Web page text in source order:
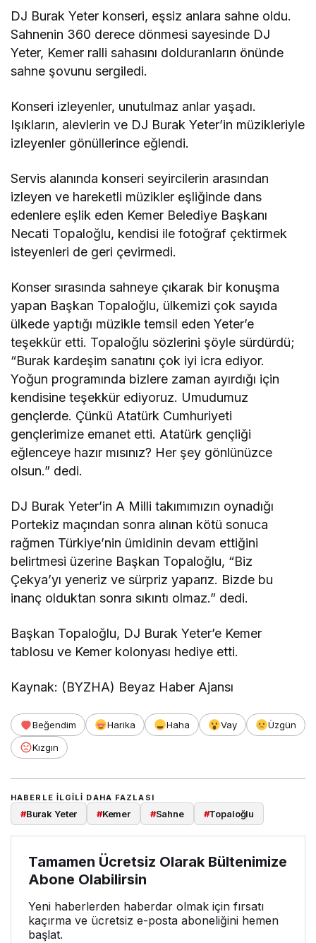
DJ Burak Yeter konseri, eşsiz anlara sahne oldu.
Sahnenin 360 derece dönmesi sayesinde DJ
Yeter, Kemer ralli sahasını dolduranların önünde
sahne şovunu sergiledi.
Konseri izleyenler, unutulmaz anlar yaşadı.
Işıkların, alevlerin ve DJ Burak Yeter’in müzikleriyle
izleyenler gönüllerince eğlendi.
Servis alanında konseri seyircilerin arasından
izleyen ve hareketli müzikler eşliğinde dans
edenlere eşlik eden Kemer Belediye Başkanı
Necati Topaloğlu, kendisi ile fotoğraf çektirmek
isteyenleri de geri çevirmedi.
Konser sırasında sahneye çıkarak bir konuşma
yapan Başkan Topaloğlu, ülkemizi çok sayıda
ülkede yaptığı müzikle temsil eden Yeter’e
teşekkür etti. Topaloğlu sözlerini şöyle sürdürdü;
“Burak kardeşim sanatını çok iyi icra ediyor.
Yoğun programında bizlere zaman ayırdığı için
kendisine teşekkür ediyoruz. Umudumuz
gençlerde. Çünkü Atatürk Cumhuriyeti
gençlerimize emanet etti. Atatürk gençliği
eğlenceye hazır mısınız? Her şey gönlünüzce
olsun.” dedi.
DJ Burak Yeter’in A Milli takımımızın oynadığı
Portekiz maçından sonra alınan kötü sonuca
rağmen Türkiye’nin ümidinin devam ettiğini
belirtmesi üzerine Başkan Topaloğlu, “Biz
Çekya’yı yeneriz ve sürpriz yaparız. Bizde bu
inanç olduktan sonra sıkıntı olmaz.” dedi.
Başkan Topaloğlu, DJ Burak Yeter’e Kemer
tablosu ve Kemer kolonyası hediye etti.
Kaynak: (BYZHA) Beyaz Haber Ajansı
Beğendim Harika Haha Vay
Üzgün
Kızgın
HABERLE ILGILI DAHA FAZLASI
#Burak Yeter #Kemer #Sahne #Topaloğlu
Tamamen Ücretsiz Olarak Bültenimize
Abone Olabilirsin
Yeni haberlerden haberdar olmak için fırsatı
kaçırma ve ücretsiz e-posta aboneliğini hemen
başlat.